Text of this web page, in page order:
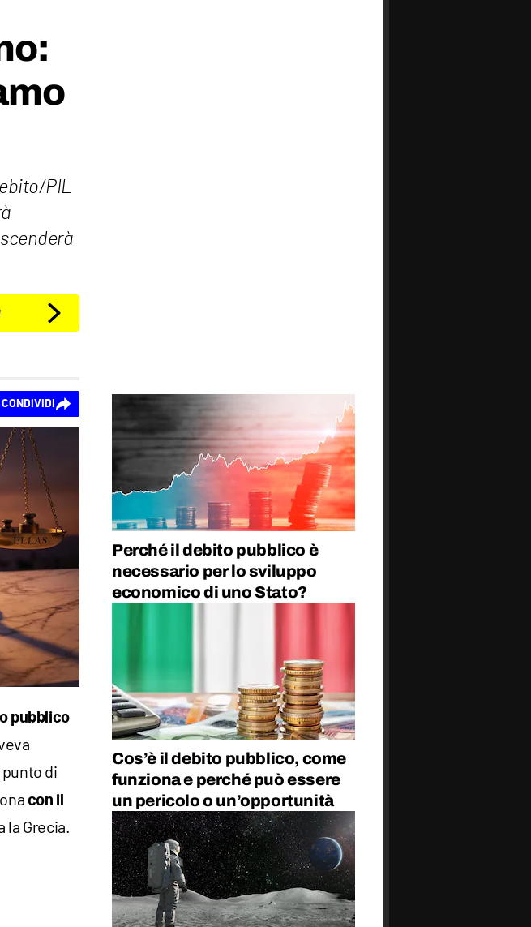
PIL
CONDIVIDI
pubblico
di
con il
la Grecia.
Perché il debito pubblico è
necessario per lo sviluppo
economico di uno Stato?
Cos’è il debito pubblico, come
funziona e perché può essere
un pericolo o un’opportunità